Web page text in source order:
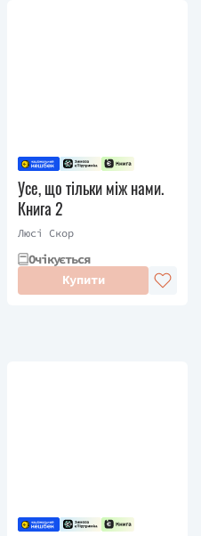
Усе, що тільки між нами.
Книга 2
Люсі Скор
Очікується
Купити